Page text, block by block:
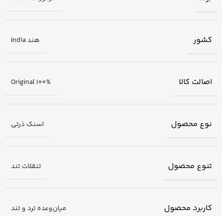
کشور هند India
اصالت کالا Original 100%
نوع محصول اسنک ذرتی
تنوع محصول تنقلات تند
کاربرد محصول میان‌وعده ترد و تند